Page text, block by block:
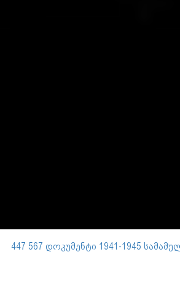
447 567 დოკუმენტი 1941-1945